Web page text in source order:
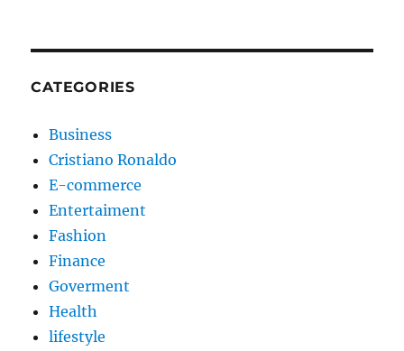
CATEGORIES
Business
Cristiano Ronaldo
E-commerce
Entertaiment
Fashion
Finance
Goverment
Health
lifestyle